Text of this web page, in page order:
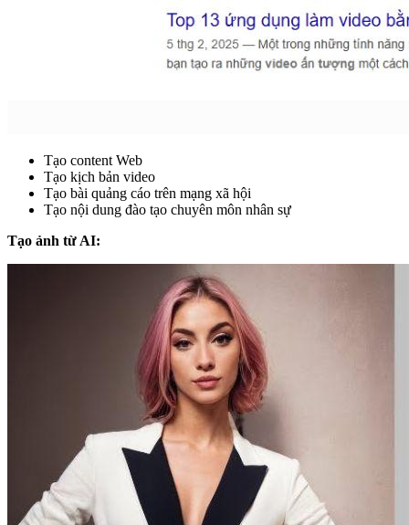
Tạo content Web
Tạo kịch bản video
Tạo bài quảng cáo trên mạng xã hội
Tạo nội dung đào tạo chuyên môn nhân sự
Tạo ảnh từ AI: